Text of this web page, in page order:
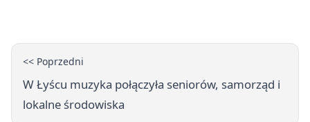
<< Poprzedni
W Łyścu muzyka połączyła seniorów, samorząd i
lokalne środowiska